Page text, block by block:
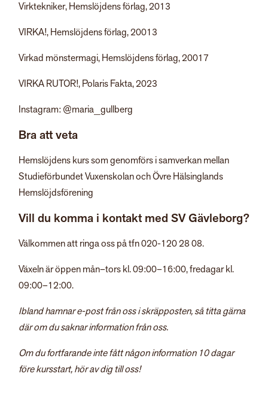
Virktekniker, Hemslöjdens förlag, 2013
VIRKA!, Hemslöjdens förlag, 20013
Virkad mönstermagi, Hemslöjdens förlag, 20017
VIRKA RUTOR!, Polaris Fakta, 2023
Instagram: @maria_gullberg
Bra att veta
Hemslöjdens kurs som genomförs i samverkan mellan
Studieförbundet Vuxenskolan och Övre Hälsinglands
Hemslöjdsförening
Vill du komma i kontakt med SV Gävleborg?
Välkommen att ringa oss på tfn 020-120 28 08.
Växeln är öppen mån–tors kl. 09:00–16:00, fredagar kl.
09:00–12:00.
Ibland hamnar e-post från oss i skräpposten, så titta gärna
där om du saknar information från oss.
Om du fortfarande inte fått någon information 10 dagar
före kursstart, hör av dig till oss!